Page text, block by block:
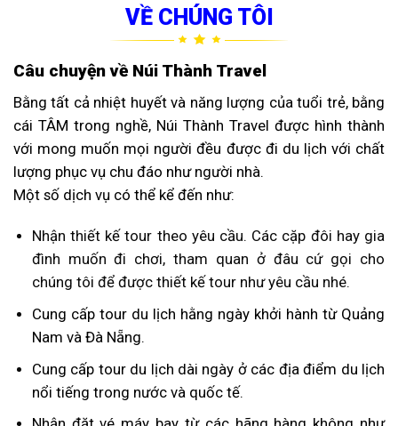
VỀ CHÚNG TÔI
Câu chuyện về Núi Thành Travel
Bằng tất cả nhiệt huyết và năng lượng của tuổi trẻ, bằng
cái TÂM trong nghề, Núi Thành Travel được hình thành
với mong muốn mọi người đều được đi du lịch với chất
lượng phục vụ chu đáo như người nhà.
Một số dịch vụ có thể kể đến như:
Nhận thiết kế tour theo yêu cầu. Các cặp đôi hay gia
đình muốn đi chơi, tham quan ở đâu cứ gọi cho
chúng tôi để được thiết kế tour như yêu cầu nhé.
Cung cấp tour du lịch hằng ngày khởi hành từ Quảng
Nam và Đà Nẵng.
Cung cấp tour du lịch dài ngày ở các địa điểm du lịch
nổi tiếng trong nước và quốc tế.